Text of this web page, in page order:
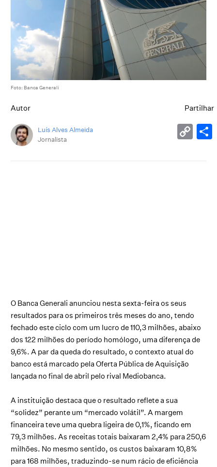
Foto: Banca Generali
Autor
Luís Alves Almeida
Jornalista
Partilhar
O Banca Generali anunciou nesta sexta-feira os seus
resultados para os primeiros três meses do ano, tendo
fechado este ciclo com um lucro de 110,3 milhões, abaixo
dos 122 milhões do período homólogo, uma diferença de
9,6%. A par da queda do resultado, o contexto atual do
banco está marcado pela Oferta Pública de Aquisição
lançada no final de abril pelo rival Mediobanca.
A instituição destaca que o resultado reflete a sua
“solidez” perante um “mercado volátil”. A margem
financeira teve uma quebra ligeira de 0,1%, ficando em
79,3 milhões. As receitas totais baixaram 2,4% para 250,6
milhões. No mesmo sentido, os custos baixaram 10,8%
para 168 milhões, traduzindo-se num rácio de eficiência